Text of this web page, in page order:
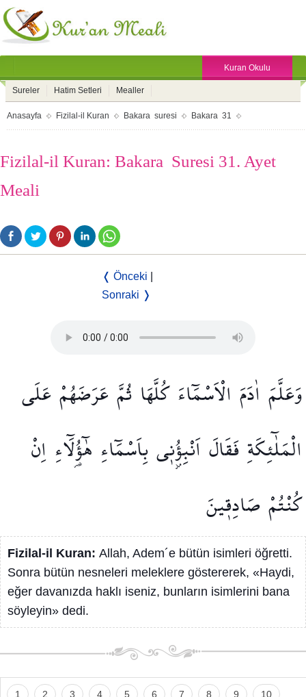
Kuran Okulu
Sureler Hatim Setleri Mealler
Anasayfa Fizilal-il Kuran Bakara suresi Bakara 31
Fizilal-il Kuran: Bakara Suresi 31. Ayet
Meali
❬ Önceki
Sonraki ❭
وَعَلَّمَ اٰدَمَ الْاَسْمَٓاءَ كُلَّهَا ثُمَّ عَرَضَهُمْ عَلَى
الْمَلٰٓئِكَةِفَقَالَاَنْبِؤُ۫ن۪يبِاَسْمَٓاءِ هٰٓؤُ۬لَٓاءِ اِنْ
كُنْتُمْصَادِق۪ينَ
Fizilal-il Kuran: Allah, Adem´e bütün isimleri öğretti.
Sonra bütün nesneleri meleklere göstererek, «Haydi,
eğer davanızda haklı iseniz, bunların isimlerini bana
söyleyin» dedi.
1 2 3 4 5 6 7 8 9 10